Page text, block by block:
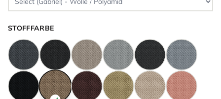
STOFFFARBE